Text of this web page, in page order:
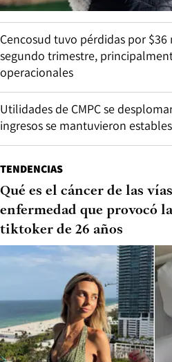
Cencosud tuvo pérdidas por
segundo trimestre,
operacionales
Utilidades de CMPC se
ingresos se mantuvieron estables
TENDENCIAS
Qué es el cáncer de las
enfermedad que provocó
tiktoker de 26 años